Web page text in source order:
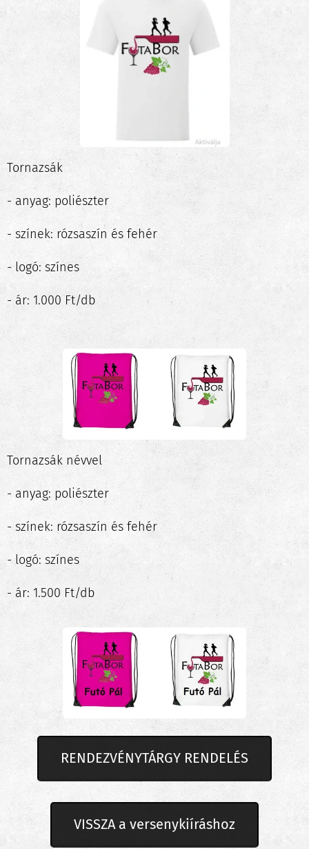
Tornazsák
- anyag: poliészter
- színek: rózsaszín és fehér
- logó: színes
- ár: 1.000 Ft/db
Tornazsák névvel
- anyag: poliészter
- színek: rózsaszín és fehér
- logó: színes
- ár: 1.500 Ft/db
RENDEZVÉNYTÁRGY RENDELÉS
VISSZA a versenykiíráshoz